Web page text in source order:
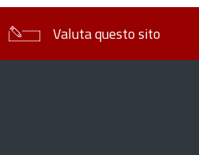
Valuta questo sito